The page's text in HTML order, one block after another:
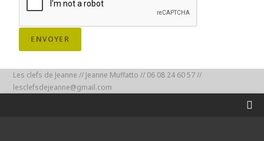
ENVOYER
Les clefs de Jeanne // Jeanne Muffatto // 06 08 24 60 57 //
lesclefsdejeanne@gmail.com